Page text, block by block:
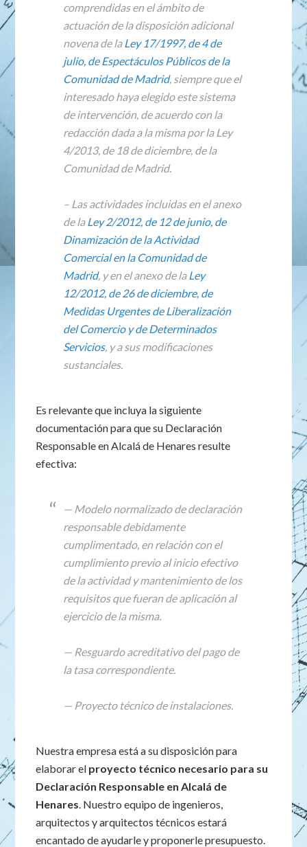
comprendidas en el ámbito de
actuación de la disposición adicional
novena de laLey 17/1997, de 4 de
julio, de Espectáculos Públicos de la
Comunidad de Madrid, siempre que el
interesado haya elegido este sistema
de intervención, de acuerdo con la
redacción dada a la misma por la Ley
4/2013, de 18 de diciembre, de la
Comunidad de Madrid.
– Las actividades incluidas en el anexo
de laLey 2/2012, de 12 de junio, de
Dinamización de la Actividad
Comercial en la Comunidad de
Madrid, y en el anexo de laLey
12/2012, de 26 de diciembre, de
Medidas Urgentes de Liberalización
del Comercio y de Determinados
Servicios, y a sus modificaciones
sustanciales.
Es relevante que incluya la siguiente
documentación para que su Declaración
Responsable en Alcalá de Henares resulte
efectiva:
— Modelo normalizado de declaración
responsable debidamente
cumplimentado, en relación con el
cumplimiento previo al inicio efectivo
de la actividad y mantenimiento de los
requisitos que fueran de aplicación al
ejercicio de la misma.
— Resguardo acreditativo del pago de
la tasa correspondiente.
— Proyecto técnico de instalaciones.
Nuestra empresa está a su disposición para
elaborar el proyecto técnico necesario para su
Declaración Responsable en Alcalá de
Henares. Nuestro equipo de ingenieros,
arquitectos y arquitectos técnicos estará
encantado de ayudarle y proponerle presupuesto.